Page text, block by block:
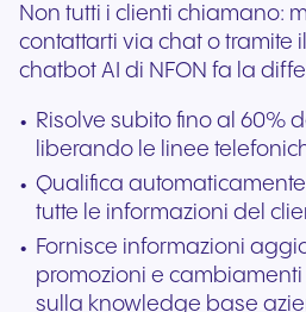
Non tutti i clienti chiamano:
contattarti via chat o tramite
chatbot AI di NFON fa la
Risolve subito fino al 60%
liberando le linee
Qualifica
tutte le informazioni del
Fornisce informazioni
promozioni e
sulla knowledge base